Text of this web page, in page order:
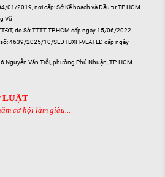
01/2019, nơi cấp: Sở Kế hoạch và Đầu tư TP HCM.
Vũ
do Sở TTTT TP.HCM cấp ngày 15/06/2022.
4639/2025/10/SLĐTBXH-VLATLĐ cấp ngày
Nguyễn Văn Trỗi, phường Phú Nhuận, TP. HCM
LUẬT
cơ hội làm giàu...